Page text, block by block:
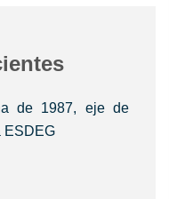
de 1987, eje de
ESDEG